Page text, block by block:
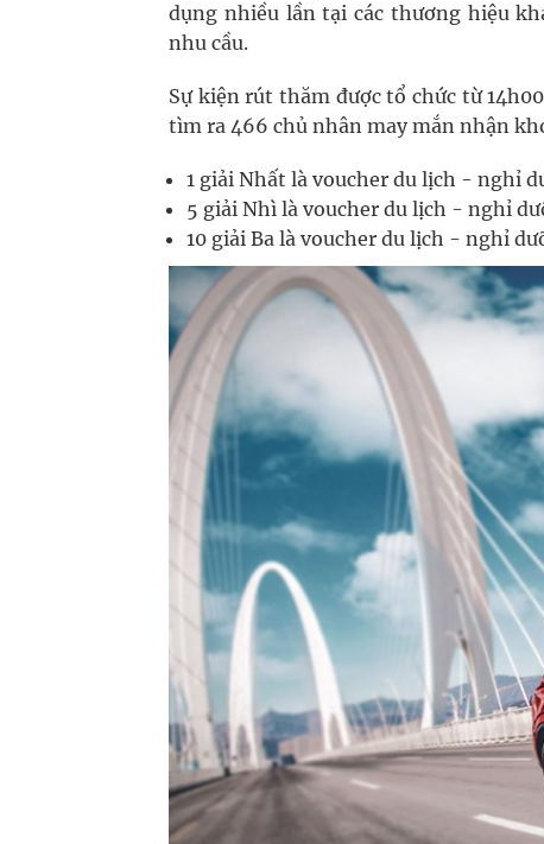
dụng nhiều lần tại các thương hiệu
nhu cầu.
Sự kiện rút thăm được tổ chức từ
tìm ra 466 chủ nhân may mắn nhận
1 giải Nhất là voucher du lịch - nghỉ
5 giải Nhì là voucher du lịch - nghỉ
10 giải Ba là voucher du lịch - nghỉ